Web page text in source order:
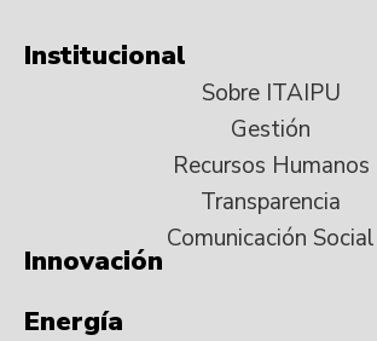
Institucional
Sobre ITAIPU
Gestión
Recursos Humanos
Transparencia
Comunicación Social
Innovación
Energía